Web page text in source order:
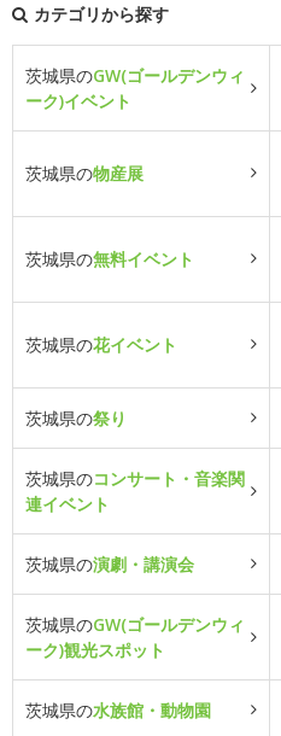
カテゴリから探す
茨城県のGW(ゴールデンウィ
ーク)イベント
茨城県の物産展
茨城県の無料イベント
茨城県の花イベント
茨城県の祭り
茨城県のコンサート・音楽関
連イベント
茨城県の演劇・講演会
茨城県のGW(ゴールデンウィ
ーク)観光スポット
茨城県の水族館・動物園